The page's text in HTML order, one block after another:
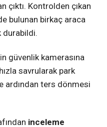
Instagram
çıktı. Kontrolden çıkan
bulunan birkaç araca
durabildi.
güvenlik kamerasına
savrularak park
ardından ters dönmesi
inceleme